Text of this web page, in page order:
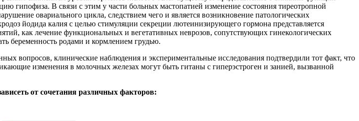
В связи с этим у части больных мастопатией изменение состояния тиреотропной
овариального цикла, следствием чего и является возникновение патологических
йодида калия с целью стимуляции секреции лютеинизирующего гормона представляется
как лечение функциональных и вегетативных неврозов, сопутствующих гинекологических
беременность родами и кормлением грудью.
вопросов, клинические наблюдения и экспериментальные исследования подтвердили тот факт, что
изменения в молочных железах могут быть гитаны с гиперэстроген и занией, вызванной
от сочетания различных факторов: